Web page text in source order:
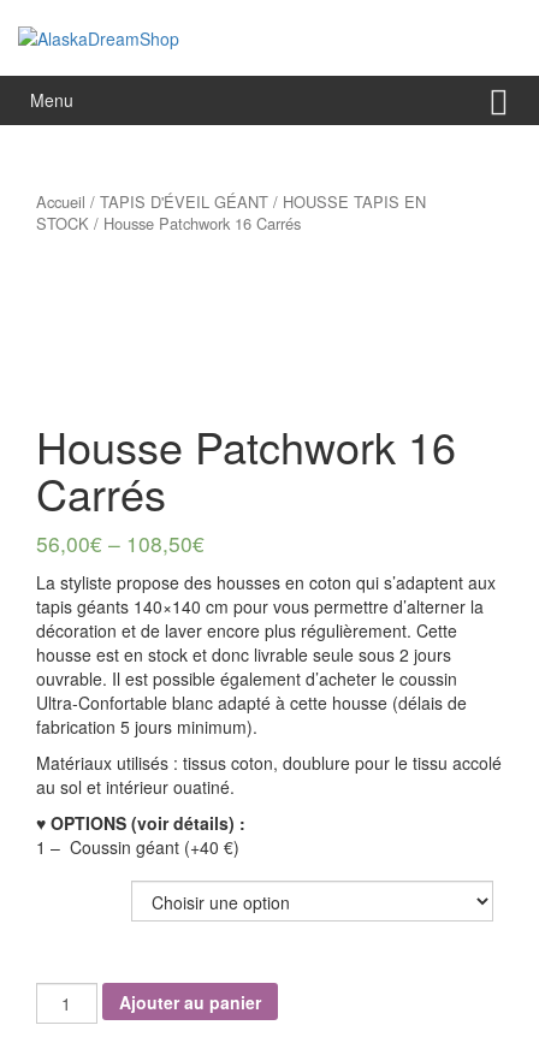
principal
Menu
Accueil / TAPIS D'ÉVEIL GÉANT / HOUSSE TAPIS EN
STOCK / Housse Patchwork 16 Carrés
Housse Patchwork 16
Carrés
56,00€ – 108,50€
La styliste propose des housses en coton qui s’adaptent aux
tapis géants 140×140 cm pour vous permettre d’alterner la
décoration et de laver encore plus régulièrement. Cette
housse est en stock et donc livrable seule sous 2 jours
ouvrable. Il est possible également d’acheter le coussin
Ultra-Confortable blanc adapté à cette housse (délais de
fabrication 5 jours minimum).
Matériaux utilisés : tissus coton, doublure pour le tissu accolé
au sol et intérieur ouatiné.
♥ OPTIONS (voir détails) :
1 – Coussin géant (+40 €)
quantité
de
Ajouter au panier